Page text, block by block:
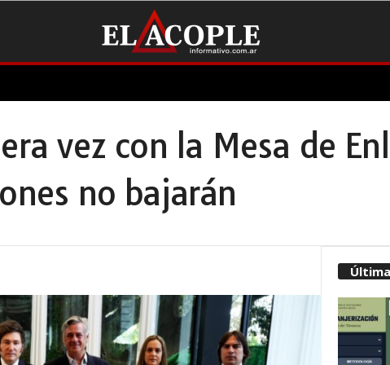
vez con la Mesa de
no bajarán